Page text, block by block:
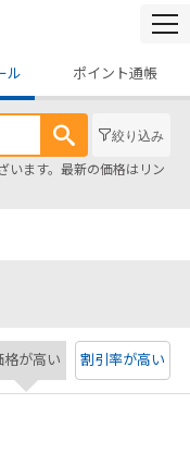
ル ポイント通帳
絞り込み
います。最新の価格はリン
格が高い 割引率が高い